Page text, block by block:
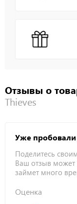
Отзывы о
Thieves
Уже пробовали
Поделитесь
Ваш отзыв
займет много
Оценка